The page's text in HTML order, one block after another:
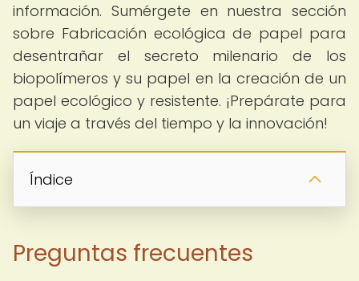
información. Sumérgete en nuestra sección
sobre Fabricación ecológica de papel para
desentrañar el secreto milenario de los
biopolímeros y su papel en la creación de un
papel ecológico y resistente. ¡Prepárate para
un viaje a través del tiempo y la innovación!
Índice
Preguntas frecuentes